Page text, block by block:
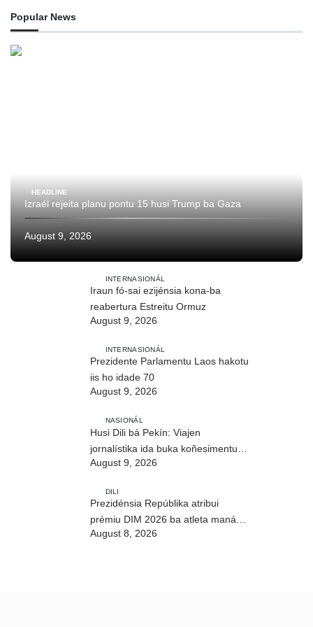
Popular News
HEADLINE
Izraél rejeita planu pontu 15 husi Trump ba Gaza
August 9, 2026
INTERNASIONÁL
Iraun fó-sai ezijénsia kona-ba
reabertura Estreitu Ormuz
August 9, 2026
INTERNASIONÁL
Prezidente Parlamentu Laos hakotu
iis ho idade 70
August 9, 2026
NASIONÁL
Husi Dili bá Pekín: Viajen
jornalístika ida buka koñesimentu
foun (Parte I)
August 9, 2026
DILI
Prezidénsia Repúblika atribui
prémiu DIM 2026 ba atleta manán-
na’in sira
August 8, 2026